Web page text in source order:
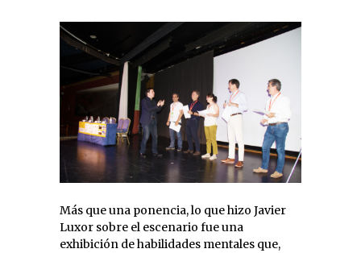
Más que una ponencia, lo que hizo Javier
Luxor sobre el escenario fue una
exhibición de habilidades mentales que,